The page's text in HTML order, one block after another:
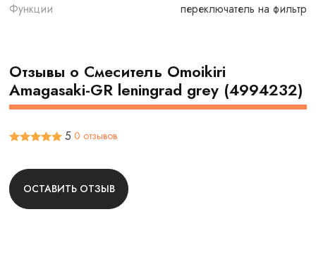
Функции
переключатель на фильтр
Отзывы о Смеситель Omoikiri
Amagasaki-GR leningrad grey (4994232)
5 0 отзывов
ОСТАВИТЬ ОТЗЫВ